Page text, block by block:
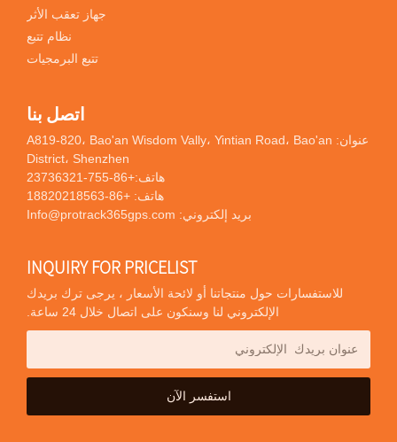
جهاز تعقب الأثر
نظام تتبع
تتبع البرمجيات
اتصل بنا
عنوان: A819-820، Bao'an Wisdom Vally، Yintian Road، Bao'an
District، Shenzhen
هاتف:+86-755-23736321
هاتف: +86-18820218563
بريد إلكتروني: Info@protrack365gps.com
INQUIRY FOR PRICELIST
للاستفسارات حول منتجاتنا أو لائحة الأسعار ، يرجى ترك بريدك
الإلكتروني لنا وسنكون على اتصال خلال 24 ساعة.